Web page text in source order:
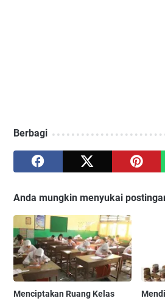
Berbagi
Anda mungkin menyukai
Menciptakan Ruang Kelas